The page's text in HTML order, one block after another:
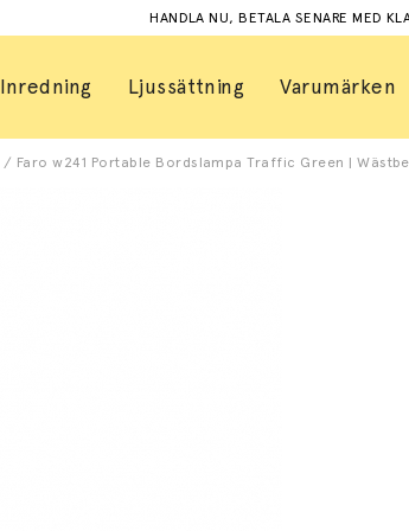
HANDLA NU, BETALA SENARE MED
Inredning Ljussättning Varumärken
/ Faro w241 Portable Bordslampa Traffic Green |